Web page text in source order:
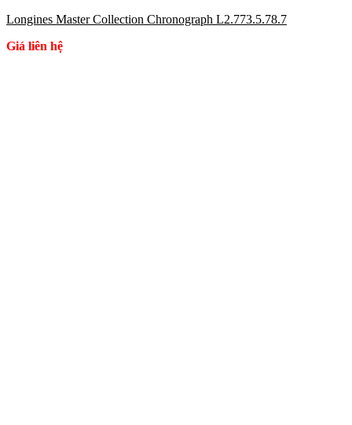
Longines Master Collection Chronograph L2.773.5.78.7
Giá liên hệ